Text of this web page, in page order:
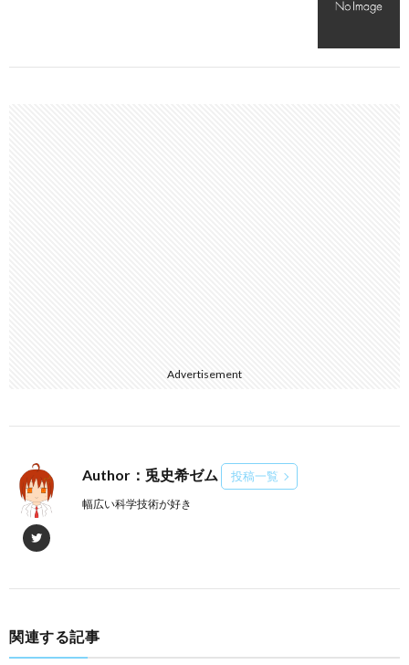
Advertisement
Author：兎史希ゼム 投稿一覧
幅広い科学技術が好き
関連する記事